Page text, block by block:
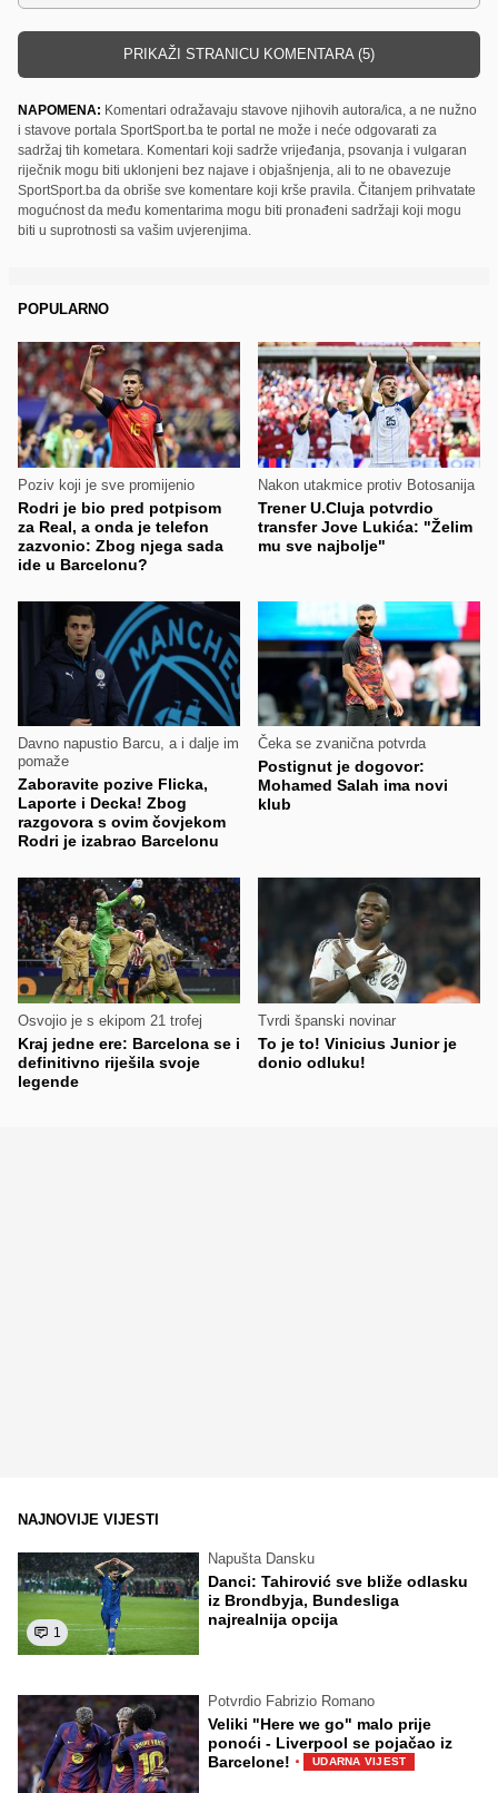
PRIKAŽI STRANICU KOMENTARA (5)
NAPOMENA: Komentari odražavaju stavove njihovih autora/ica, a ne nužno
i stavove portala SportSport.ba te portal ne može i neće odgovarati za
sadržaj tih kometara. Komentari koji sadrže vrijeđanja, psovanja i vulgaran
riječnik mogu biti uklonjeni bez najave i objašnjenja, ali to ne obavezuje
SportSport.ba da obriše sve komentare koji krše pravila. Čitanjem prihvatate
mogućnost da među komentarima mogu biti pronađeni sadržaji koji mogu
biti u suprotnosti sa vašim uvjerenjima.
POPULARNO
Poziv koji je sve promijenio
Rodri je bio pred potpisom
za Real, a onda je telefon
zazvonio: Zbog njega sada
ide u Barcelonu?
Nakon utakmice protiv Botosanija
Trener U.Cluja potvrdio
transfer Jove Lukića: "Želim
mu sve najbolje"
Davno napustio Barcu, a i dalje im
pomaže
Zaboravite pozive Flicka,
Laporte i Decka! Zbog
razgovora s ovim čovjekom
Rodri je izabrao Barcelonu
Čeka se zvanična potvrda
Postignut je dogovor:
Mohamed Salah ima novi
klub
Osvojio je s ekipom 21 trofej
Kraj jedne ere: Barcelona se i
definitivno riješila svoje
legende
Tvrdi španski novinar
To je to! Vinicius Junior je
donio odluku!
NAJNOVIJE VIJESTI
1
Napušta Dansku
Danci: Tahirović sve bliže odlasku
iz Brondbyja, Bundesliga
najrealnija opcija
Potvrdio Fabrizio Romano
Veliki "Here we go" malo prije
ponoći - Liverpool se pojačao iz
Barcelone! · UDARNA VIJEST